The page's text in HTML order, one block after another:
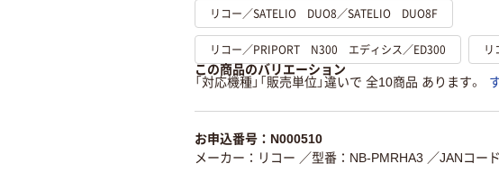
リコー／SATELIO DUO8／SATELIO DUO8F
リコー／PRIPORT N300 エディシス／ED300 リ
この商品のバリエーション
「対応機種」「販売単位」違いで 全10商品 あります。
お申込番号：N000510
メーカー：リコー ／型番：NB-PMRHA3 ／JANコー